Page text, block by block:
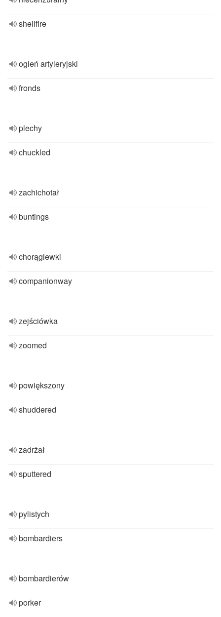
shellfire
ogień artyleryjski
fronds
plechy
chuckled
zachichotał
buntings
chorągiewki
companionway
zejściówka
zoomed
powiększony
shuddered
zadrżał
sputtered
pylistych
bombardiers
bombardierów
porker